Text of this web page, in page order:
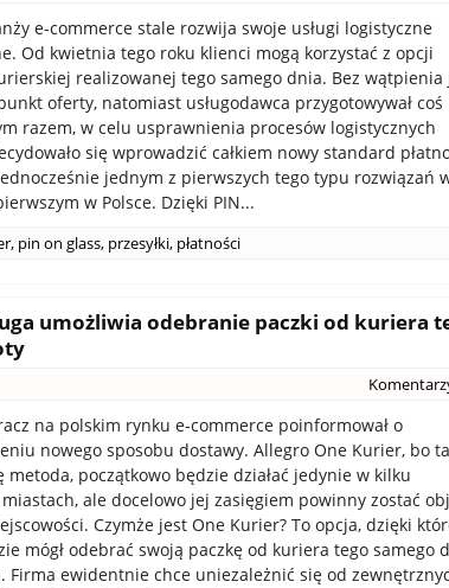
e-commerce stale rozwija swoje usługi logistyczne
Od kwietnia tego roku klienci mogą korzystać z opcji
realizowanej tego samego dnia. Bez wątpienia
oferty, natomiast usługodawca przygotowywał coś
razem, w celu usprawnienia procesów logistycznych
się wprowadzić całkiem nowy standard
jednym z pierwszych tego typu rozwiązań
w Polsce. Dzięki PIN...
, pin on glass, przesyłki, płatności
umożliwia odebranie paczki od kuriera
na polskim rynku e-commerce poinformował o
nowego sposobu dostawy. Allegro One Kurier, bo
metoda, początkowo będzie działać jedynie w kilku
ale docelowo jej zasięgiem powinny zostać
Czymże jest One Kurier? To opcja, dzięki
mógł odebrać swoją paczkę od kuriera tego samego
Firma ewidentnie chce uniezależnić się od